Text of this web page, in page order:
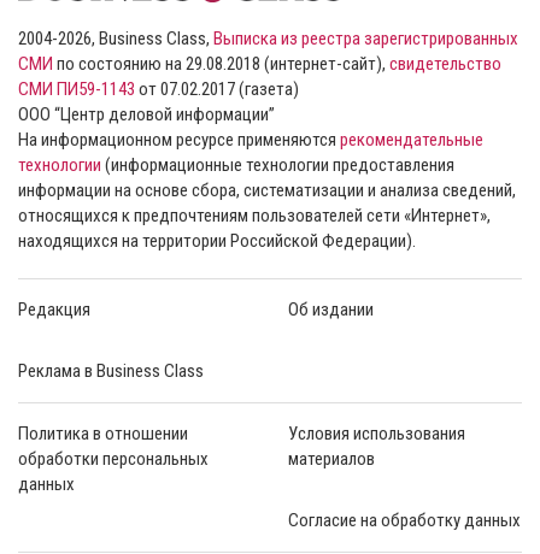
2004-2026, Business Class, Выписка из реестра зарегистрированных
СМИ по состоянию на 29.08.2018 (интернет-сайт), свидетельство
СМИ ПИ59-1143 от 07.02.2017 (газета)
ООО “Центр деловой информации”
На информационном ресурсе применяются рекомендательные
технологии (информационные технологии предоставления
информации на основе сбора, систематизации и анализа сведений,
относящихся к предпочтениям пользователей сети «Интернет»,
находящихся на территории Российской Федерации).
Редакция Об издании
Реклама в Business Class
Политика в отношении
обработки персональных
данных
Условия использования
материалов
Согласие на обработку данных